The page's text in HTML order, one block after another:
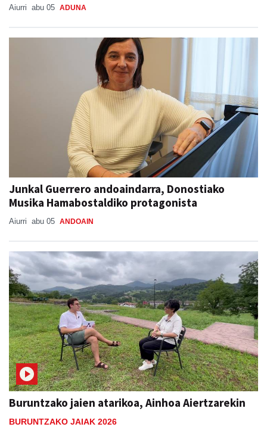
Aiurri abu 05 ADUNA
Junkal Guerrero andoaindarra, Donostiako
Musika Hamabostaldiko protagonista
Aiurri abu 05 ANDOAIN
Buruntzako jaien atarikoa, Ainhoa Aiertzarekin
BURUNTZAKO JAIAK 2026